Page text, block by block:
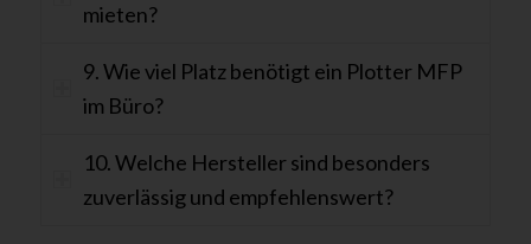
mieten?
9. Wie viel Platz benötigt ein Plotter MFP
im Büro?
10. Welche Hersteller sind besonders
zuverlässig und empfehlenswert?